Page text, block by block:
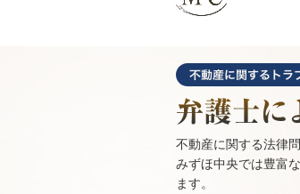
不動産に関する法律
みずほ中央では豊富
ます。